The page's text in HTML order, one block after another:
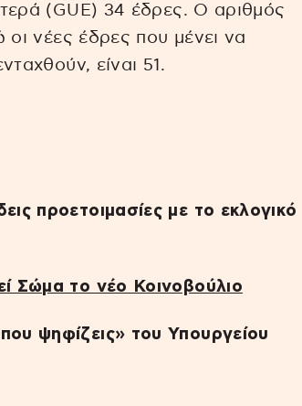
(GUE) 34 έδρες. Ο αριθμός
νέες έδρες που μένει να
είναι 51.
προετοιμασίες με το εκλογικό
Σώμα το νέο Κοινοβούλιο
ψηφίζεις» του Υπουργείου